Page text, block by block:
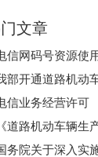
文章
信网码号资源使
部开通道路机动
信业务经营许可
《道路机动车辆生
务院关于深入实